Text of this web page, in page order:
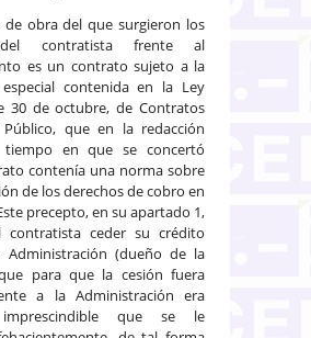
de obra del que surgieron los
contratista frente al
es un contrato sujeto a la
contenida en la Ley
30 de octubre, de Contratos
que en la redacción
en que se concertó
contenía una norma sobre
de los derechos de cobro en
precepto, en su apartado 1,
contratista ceder su crédito
(dueño de la
para que la cesión fuera
a la Administración era
que se le